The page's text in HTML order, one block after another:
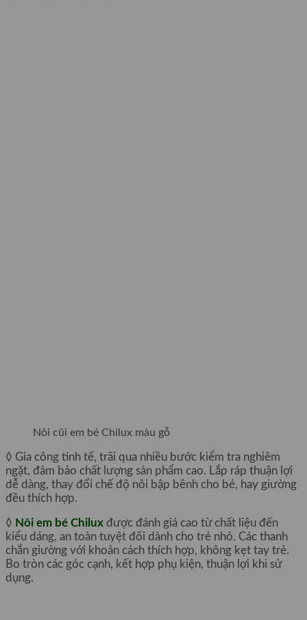
Nôi cũi em bé Chilux màu gỗ
◊ Gia công tinh tế, trãi qua nhiều bước kiểm tra nghiêm
ngặt, đảm bảo chất lượng sản phẩm cao. Lắp ráp thuận lợi
dễ dàng, thay đổi chế độ nôi bập bênh cho bé, hay giường
đều thích hợp.
◊ Nôi em bé Chilux được đánh giá cao từ chất liệu đến
kiểu dáng, an toàn tuyệt đối dành cho trẻ nhỏ. Các thanh
chắn giường với khoản cách thích hợp, không kẹt tay trẻ.
Bo tròn các góc cạnh, kết hợp phụ kiện, thuận lợi khi sử
dụng.